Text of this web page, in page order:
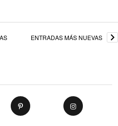
ENTRADAS MÁS NUEVAS